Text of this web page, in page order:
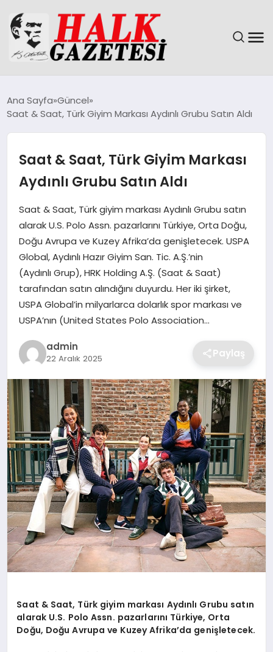
EĞITIM
EKONOMI
SAĞLIK
SIYASET
TEKNOLOJI
Ana Sayfa Güncel
Saat & Saat, Türk Giyim Markası Aydınlı Grubu Satın Aldı
Saat & Saat, Türk Giyim Markası
Aydınlı Grubu Satın Aldı
Saat & Saat, Türk giyim markası Aydınlı Grubu satın
alarak U.S. Polo Assn. pazarlarını Türkiye, Orta Doğu,
Doğu Avrupa ve Kuzey Afrika’da genişletecek. USPA
Global, Aydınlı Hazır Giyim San. Tic. A.Ş.’nin
(Aydınlı Grup), HRK Holding A.Ş. (Saat & Saat)
tarafından satın alındığını duyurdu. Her iki şirket,
USPA Global’in milyarlarca dolarlık spor markası ve
USPA’nın (United States Polo Association…
admin
22 Aralık 2025 Paylaş
Saat & Saat, Türk giyim markası Aydınlı Grubu satın
alarak U.S. Polo Assn. pazarlarını Türkiye, Orta
Doğu, Doğu Avrupa ve Kuzey Afrika’da genişletecek.